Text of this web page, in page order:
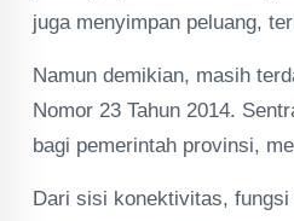
juga menyimpan peluang,
Namun demikian, masih
Nomor 23 Tahun 2014.
bagi pemerintah provinsi,
Dari sisi konektivitas,